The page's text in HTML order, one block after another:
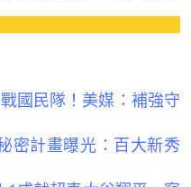
國民隊！美媒：補強守
密計畫曝光：百大新秀